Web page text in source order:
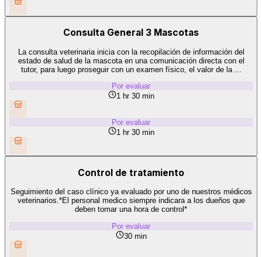
Consulta General 3 Mascotas
La consulta veterinaria inicia con la recopilación de información del
estado de salud de la mascota en una comunicación directa con el
tutor, para luego proseguir con un examen físico, el valor de la ...
Por evaluar
1 hr 30 min
Por evaluar
1 hr 30 min
Control de tratamiento
Seguimiento del caso clínico ya evaluado por uno de nuestros médicos
veterinarios.*El personal medico siempre indicara a los dueños que
deben tomar una hora de control*
Por evaluar
30 min